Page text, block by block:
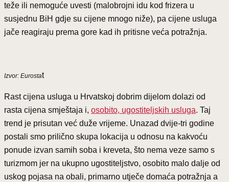
teže ili nemoguće uvesti (malobrojni idu kod frizera u
susjednu BiH gdje su cijene mnogo niže), pa cijene usluga
jače reagiraju prema gore kad ih pritisne veća potražnja.
Izvor: Eurostat
Rast cijena usluga u Hrvatskoj dobrim dijelom dolazi od
rasta cijena smještaja i, osobito, ugostiteljskih usluga. Taj
trend je prisutan već duže vrijeme. Unazad dvije-tri godine
postali smo prilično skupa lokacija u odnosu na kakvoću
ponude izvan samih soba i kreveta, što nema veze samo s
turizmom jer na ukupno ugostiteljstvo, osobito malo dalje od
uskog pojasa na obali, primarno utječe domaća potražnja a